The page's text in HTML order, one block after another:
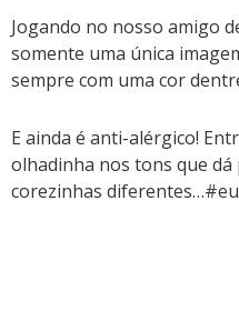
Jogando no nosso amigo
somente uma única
sempre com uma cor
E ainda é anti-alérgico!
olhadinha nos tons que
corezinhas